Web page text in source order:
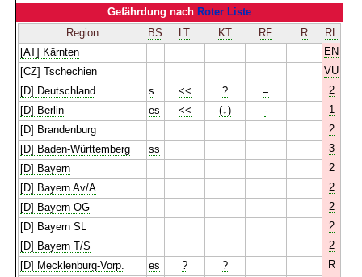
Gefährdung nach Roter Liste
Region
BS LT KT RF R
RL
[AT] Kärnten
EN
[CZ] Tschechien
VU
[D] Deutschland
s << ? =
2
[D] Berlin
es << (↓) -
1
[D] Brandenburg
2
[D] Baden-Württemberg
ss
3
[D] Bayern
2
[D] Bayern Av/A
2
[D] Bayern OG
2
[D] Bayern SL
2
[D] Bayern T/S
2
[D] Mecklenburg-Vorp.
es ? ?
R